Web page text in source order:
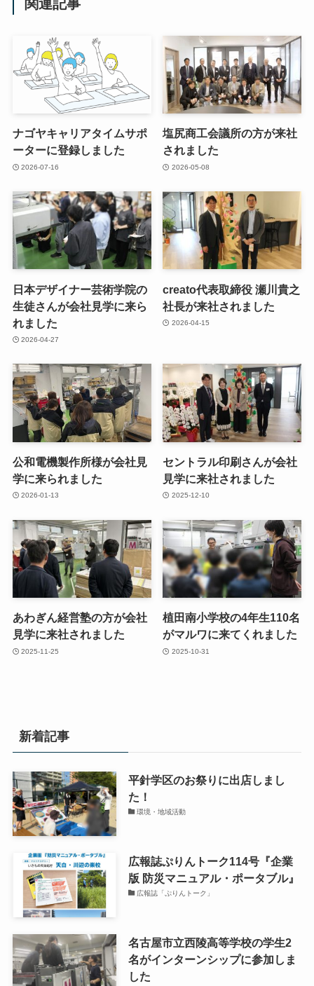
関連記事
ナゴヤキャリアタイムサポ
ーターに登録しました
2026-07-16
塩尻商工会議所の方が来社
されました
2026-05-08
日本デザイナー芸術学院の
生徒さんが会社見学に来ら
れました
2026-04-27
creato代表取締役 瀬川貴之
社長が来社されました
2026-04-15
公和電機製作所様が会社見
学に来られました
2026-01-13
セントラル印刷さんが会社
見学に来社されました
2025-12-10
あわぎん経営塾の方が会社
見学に来社されました
2025-11-25
植田南小学校の4年生110名
がマルワに来てくれました
2025-10-31
新着記事
平針学区のお祭りに出店しまし
た！
環境・地域活動
広報誌ぷりんトーク114号『企業
版 防災マニュアル・ポータブル』
広報誌「ぷりんトーク」
名古屋市立西陵高等学校の学生2
名がインターンシップに参加しま
した